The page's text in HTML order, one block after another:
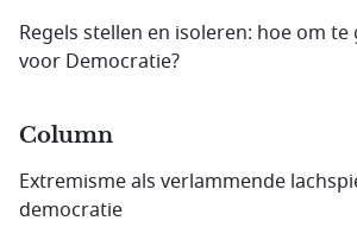
Regels stellen en isoleren: hoe om
voor Democratie?
Column
Extremisme als verlammende
democratie